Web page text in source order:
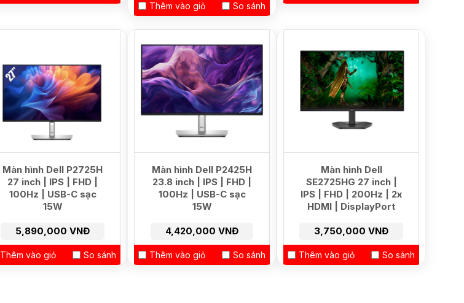
Thêm vào giỏ So sánh
Màn hình Dell P2725H
27 inch | IPS | FHD |
100Hz | USB-C sạc
15W
5,890,000 VNĐ
Thêm vào giỏ So sánh
Màn hình Dell P2425H
23.8 inch | IPS | FHD |
100Hz | USB-C sạc
15W
4,420,000 VNĐ
Thêm vào giỏ So sánh
Màn hình Dell
SE2725HG 27 inch |
IPS | FHD | 200Hz | 2x
HDMI | DisplayPort
3,750,000 VNĐ
Thêm vào giỏ So sánh